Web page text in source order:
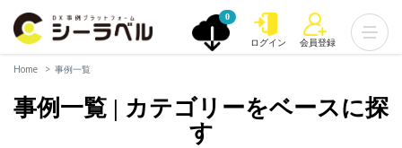
0
ログイン 会員登録
Home 事例一覧
事例一覧 | カテゴリーをベースに探
す